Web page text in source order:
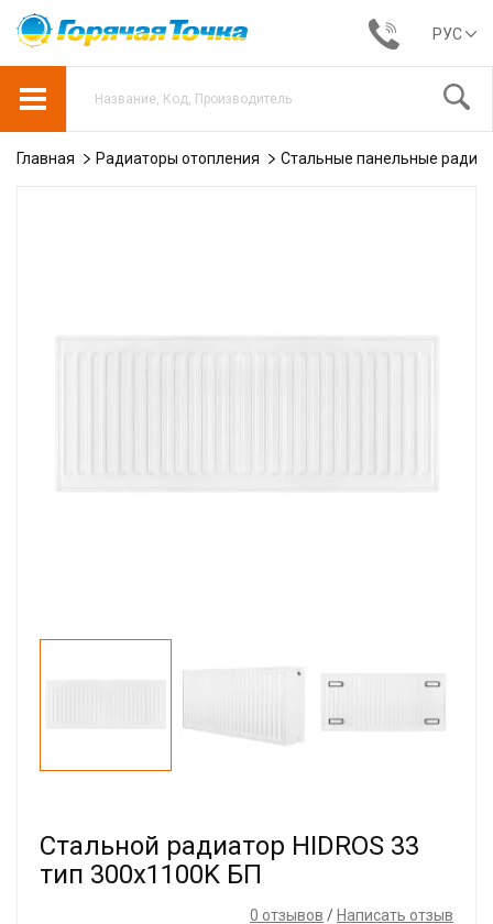
РУС
Главная Радиаторы отопления Стальные панельные
Стальной радиатор HIDROS 33
тип 300х1100K БП
0 отзывов / Написать отзыв